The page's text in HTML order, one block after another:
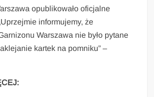
opublikowało oficjalne
informujemy, że
Warszawa nie było pytane
kartek na pomniku” –